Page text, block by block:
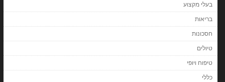
בעלי מקצוע
בריאות
חסכונות
טיולים
טיפוח ויופי
כללי